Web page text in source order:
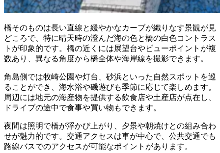
橋そのものは長い直線と緩やかなカーブが織りなす景観が見
どころで、特に晴天時の澄んだ海の色と橋の白色コントラス
トが印象的です。橋の近くには展望台やビューポイントが複
数あり、異なる角度から橋全体や海岸線を撮影できます。
角島側では牧崎公園や灯台、砂浜といった自然スポットを巡
ることができ、海水浴や磯遊びも季節に応じて楽しめます。
周辺には地元の海産物を提供する飲食店や土産店が点在し、
ドライブの途中で食事や買い物もできます。
夜間は照明で橋が浮かび上がり、夕景や朝焼けとの組み合わ
せが魅力的です。交通アクセスは車が中心で、公共交通でも
路線バスでのアクセスが可能なポイントがあります。